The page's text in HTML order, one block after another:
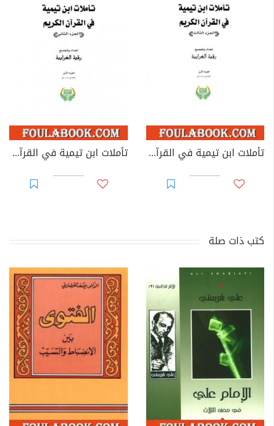
تأملات ابن تيمية في القرآن الكريم - الجزء الثالث: من صفحة 1013- 1464 تأملات ابن تيمية في القرآن الكريم - الجزء الثاني: من صفحة 497 - 1012
كتب ذات صلة